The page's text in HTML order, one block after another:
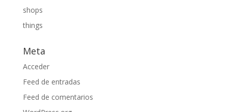
shops
things
Meta
Acceder
Feed de entradas
Feed de comentarios